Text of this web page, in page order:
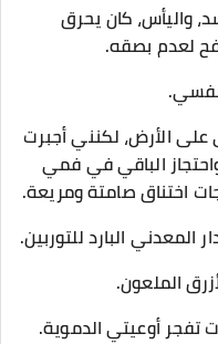
واليأس، كان يحرق
لعدم بصقه.
على الأرض، لكنني أجبرت
الباقي في فمي
اختناق صامتة ومريعة.
البارد للتوربين.
الملعون.
أوعيتي الدموية.